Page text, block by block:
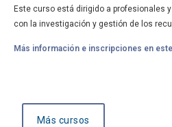
Este curso está dirigido a profesionales
con la investigación y gestión de los
Más información e inscripciones en
Más cursos